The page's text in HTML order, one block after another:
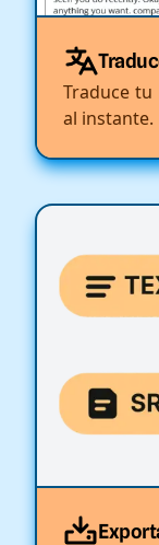
Traduce tu
al instante.